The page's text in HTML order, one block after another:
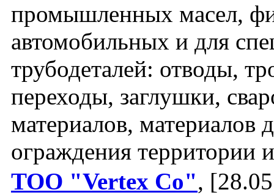
промышленных масел,
автомобильных и для
трубодеталей: отводы,
переходы, заглушки,
материалов, материалов
ограждения территории
ТОО "Vertex Co",